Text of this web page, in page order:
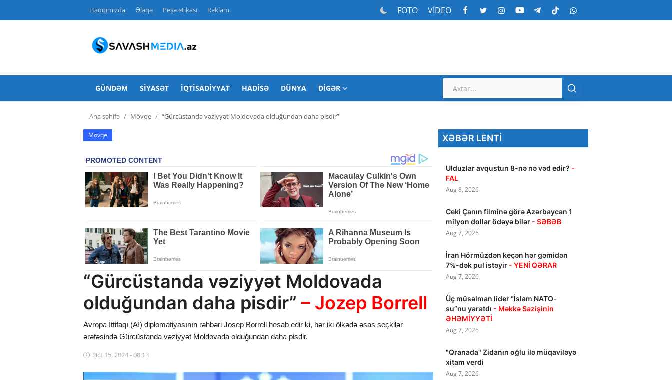
Haqqımızda Əlaqə Peşə etikası Reklam FOTO VİDEO
GÜNDƏM SIYASƏT İQTISADIYYAT HADISƏ DÜNYA DIGƏR
Ana səhifə Mövqe “Gürcüstanda vəziyyət Moldovada olduğundan daha pisdir”
Mövqe
“Gürcüstanda vəziyyət Moldovada
olduğundan daha pisdir” – Jozep Borrell
Avropa İttifaqı (Aİ) diplomatiyasının rəhbəri Josep Borrell hesab edir ki, hər iki ölkədə əsas seçkilər
ərəfəsində Gürcüstanda vəziyyət Moldovada olduğundan daha pisdir.
Oct 15, 2024 - 08:13
XƏBƏR LENTI
Ulduzlar avqustun 8-nə nə vəd edir? -
FAL
Aug 8, 2026
Ceki Çanın filminə görə Azərbaycan 1
milyon dollar ödəyə bilər - SƏBƏB
Aug 7, 2026
İran Hörmüzdən keçən hər gəmidən
7%-dək pul istəyir - YENİ QƏRAR
Aug 7, 2026
Üç müsəlman lider “İslam NATO-
su”nu yaratdı - Məkkə Sazişinin
ƏHƏMİYYƏTİ
Aug 7, 2026
"Qranada" Zidanın oğlu ilə müqaviləyə
xitam verdi
Aug 7, 2026